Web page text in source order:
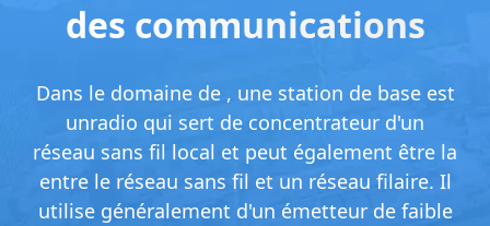
des communications
Dans le domaine de , une station de base est
unradio qui sert de concentrateur d'un
réseau sans fil local et peut également être la
entre le réseau sans fil et un réseau filaire. Il
utilise généralement d'un émetteur de faible